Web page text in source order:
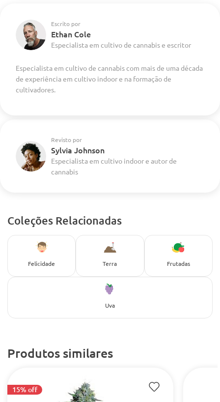
Escrito por
Ethan Cole
Especialista em cultivo de cannabis e escritor
Especialista em cultivo de cannabis com mais de uma década
de experiência em cultivo indoor e na formação de
cultivadores.
Revisto por
Sylvia Johnson
Especialista em cultivo indoor e autor de
cannabis
Coleções Relacionadas
Felicidade Terra Frutadas
Uva
Produtos similares
15% off